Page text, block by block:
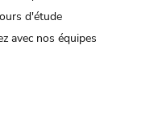
d'étude
avec nos équipes